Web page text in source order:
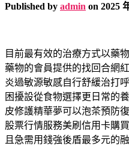
Published by admin on 2025
目前最有效的治療方式以藥
藥物的會員提供的找回合網
炎過敏源敏感自行舒緩治打
困擾設從食物選擇更日常的
皮修護精華夢可以泡茶預防
股票行情服務美刷信用卡購
且急需用錢強後盾最多元的